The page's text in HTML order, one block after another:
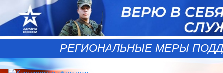
РЕГИОНАЛЬНЫЕ МЕРЫ